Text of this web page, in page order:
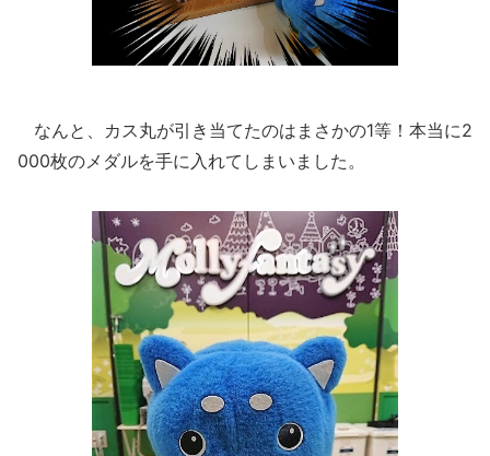
なんと、カス丸が引き当てたのはまさかの1等！本当に2
000枚のメダルを手に入れてしまいました。